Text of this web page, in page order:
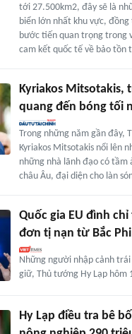
tới 27.500km2, đây sẽ là
biển lớn nhất khu vực,
bước tiến quan trọng trong
cam kết quốc tế về bảo tồn
Kyriakos Mitsotakis,
quang đến bóng tối
Trong những năm gần đây,
Kyriakos Mitsotakis nổi lên
những nhà lãnh đạo có tầm
châu Âu, đại diện cho làn
Quốc gia EU đình
đơn tị nạn từ Bắc Phi
Những người nhập cảnh trái
giữ, Thủ tướng Hy Lạp hôm
Hy Lạp điều tra bê